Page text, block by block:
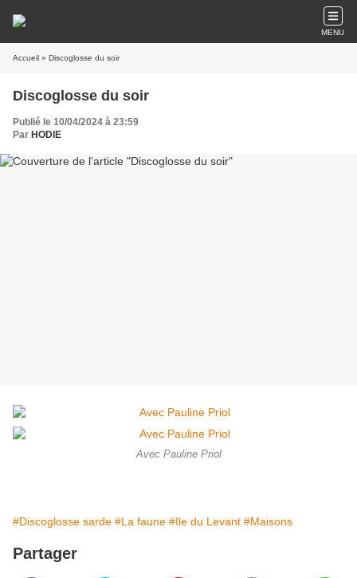
MENU
Accueil » Discoglosse du soir
Discoglosse du soir
Publié le 10/04/2024 à 23:59
Par HODIE
Avec Pauline Priol
#Discoglosse sarde #La faune #Ile du Levant #Maisons
Partager